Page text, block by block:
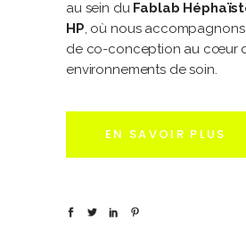
au sein du Fablab
HP, où nous
de co-conception au cœur
environnements de soin.
EN SAVOIR PLUS